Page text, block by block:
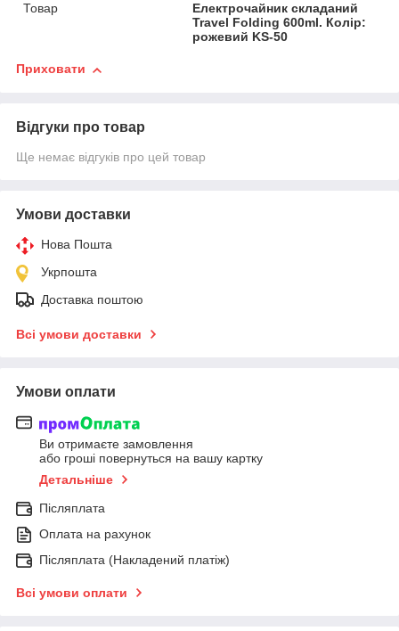
Товар
Електрочайник складаний
Travel Folding 600ml. Колір:
рожевий KS-50
Приховати
Відгуки про товар
Ще немає відгуків про цей товар
Умови доставки
Нова Пошта
Укрпошта
Доставка поштою
Всі умови доставки
Умови оплати
Ви отримаєте замовлення
або гроші повернуться на вашу картку
Детальніше
Післяплата
Оплата на рахунок
Післяплата (Накладений платіж)
Всі умови оплати